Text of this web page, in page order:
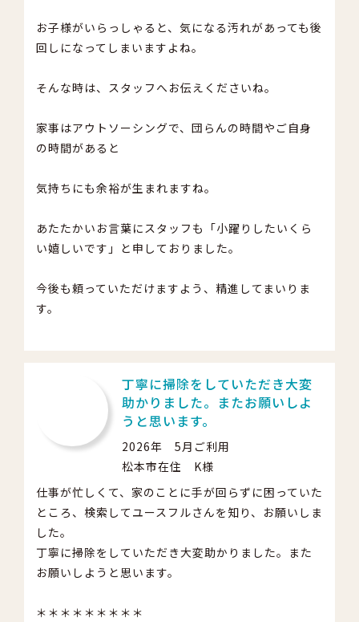
お子様がいらっしゃると、気になる汚れがあっても後
回しになってしまいますよね。
そんな時は、スタッフへお伝えくださいね。
家事はアウトソーシングで、団らんの時間やご自身
の時間があると
気持ちにも余裕が生まれますね。
あたたかいお言葉にスタッフも「小躍りしたいくら
い嬉しいです」と申しておりました。
今後も頼っていただけますよう、精進してまいりま
す。
丁寧に掃除をしていただき大変
助かりました。またお願いしよ
うと思います。
2026年 5月ご利用
松本市在住 K様
仕事が忙しくて、家のことに手が回らずに困っていた
ところ、検索してユースフルさんを知り、お願いしま
した。
丁寧に掃除をしていただき大変助かりました。また
お願いしようと思います。
＊＊＊＊＊＊＊＊＊